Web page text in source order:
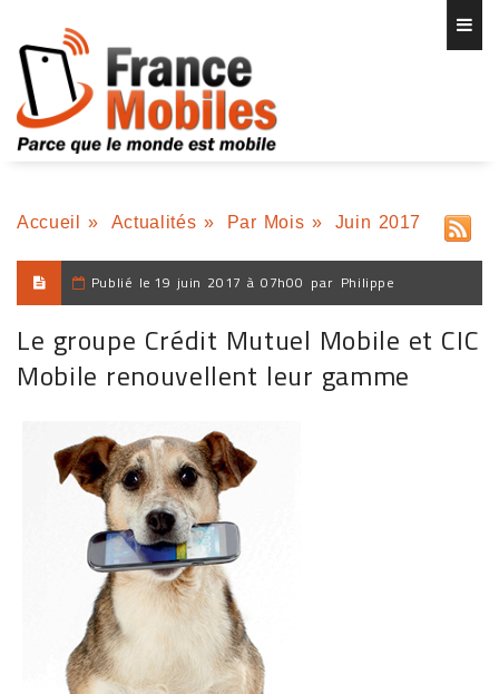
Accueil » Actualités » Par Mois » Juin 2017
Publié le 19 juin 2017 à 07h00 par Philippe
Le groupe Crédit Mutuel Mobile et CIC
Mobile renouvellent leur gamme